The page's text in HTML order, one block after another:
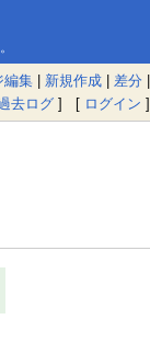
編集 | 新規作成 | 差分 |
去ログ ] [ ログイン ]